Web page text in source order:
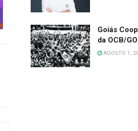
Goiás
da OCB/GO
AGOSTO 1,